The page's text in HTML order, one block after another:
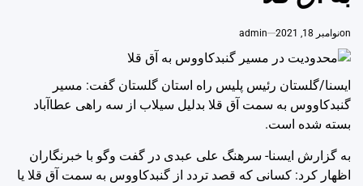
onنوامبر 18, 2021 admin
ایسنا/گلستان ‌رئیس پلیس راه استان گلستان گفت: مسیر
گنبدکاووس به سمت آق قلا بدلیل سیلاب از سه راهی عطاآباد
بسته شده است.
‌به گزارش ایسنا-‌ سرهنگ علی عبدی در گفت وگو با خبرنگاران
اظهار کرد: کسانی که قصد تردد از گنبدکاووس به سمت آق قلا یا